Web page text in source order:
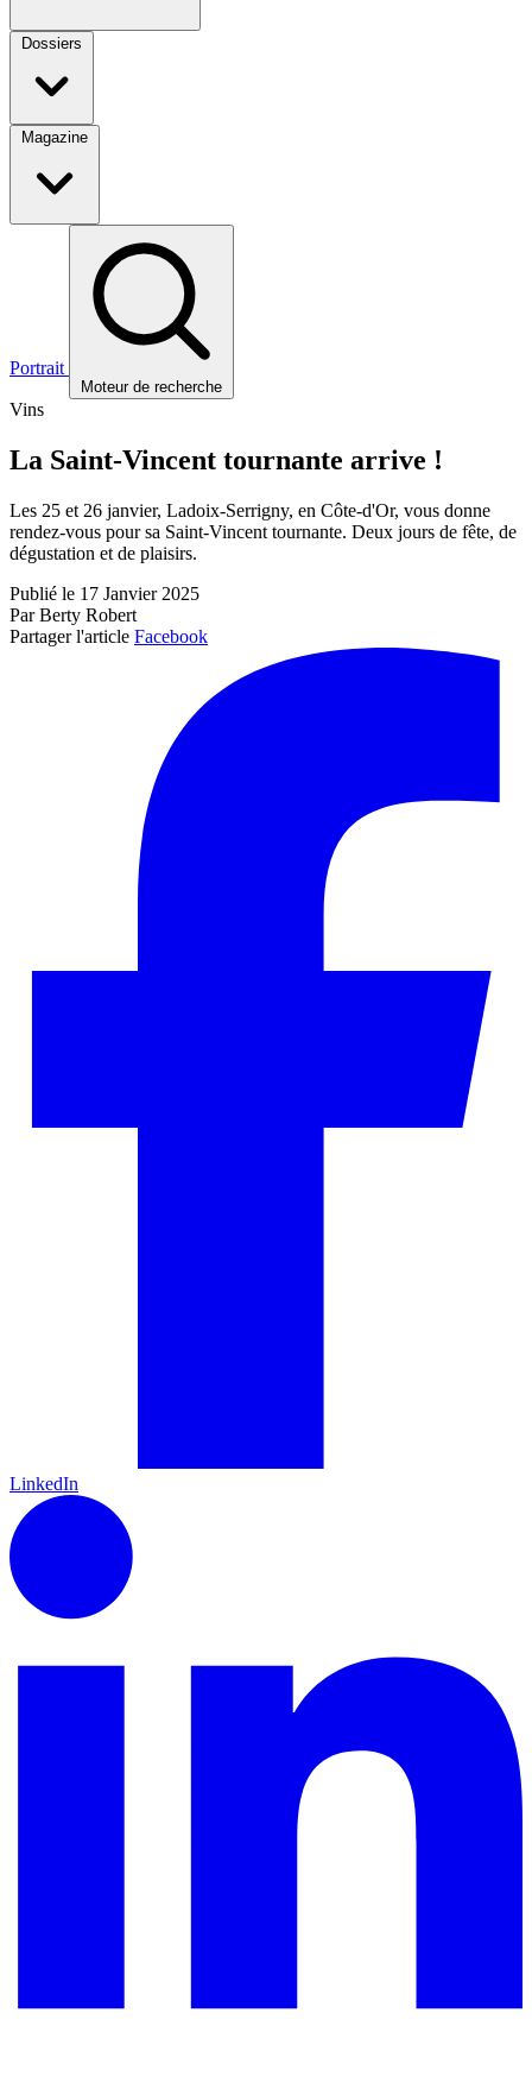
Dossiers
Magazine
Portrait
Moteur de recherche
Vins
La Saint-Vincent tournante arrive !
Les 25 et 26 janvier, Ladoix-Serrigny, en Côte-d'Or, vous donne
rendez-vous pour sa Saint-Vincent tournante. Deux jours de fête, de
dégustation et de plaisirs.
Publié le 17 Janvier 2025
Par Berty Robert
Partager l'article Facebook
LinkedIn